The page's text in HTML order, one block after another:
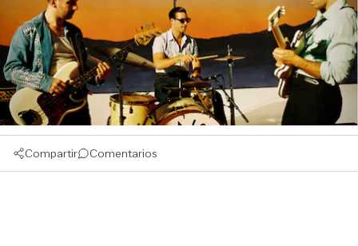
Compartir Comentarios